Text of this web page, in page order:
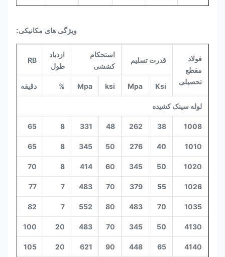
ویژگی های مکانیکی:
فولاد
مقطع
تحصیلی
قدرت تسلیم
استحکام
کششی
ازدیاد
طول
RB
Ksi
Mpa
ksi
Mpa
% دقیقه
لوله سینک کشیده
1008
38
262
48
331
8
65
1010
40
276
50
345
8
65
1020
50
345
60
414
8
70
1026
55
379
70
483
7
77
1035
70
483
80
552
7
82
4130
50
345
70
483
20
100
4140
65
448
90
621
20
105